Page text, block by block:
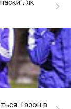
як
Газон в